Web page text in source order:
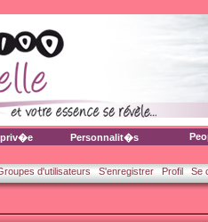
priv�e Personnalit�s
d'utilisateurs S'enregistrer Profil Se